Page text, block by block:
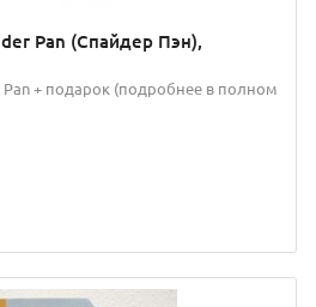
Pan (Спайдер Пэн),
+ подарок (подробнее в полном